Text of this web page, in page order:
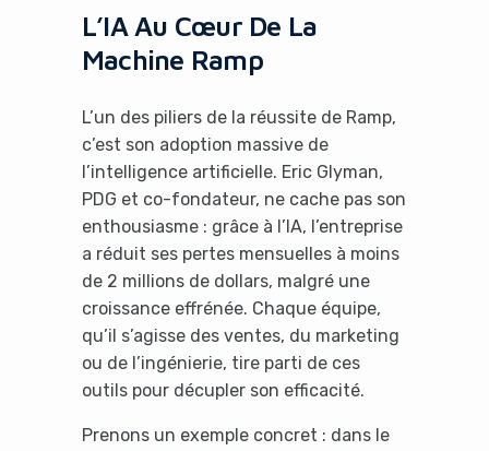
L’IA Au Cœur De La
Machine Ramp
L’un des piliers de la réussite de Ramp,
c’est son adoption massive de
l’intelligence artificielle. Eric Glyman,
PDG et co-fondateur, ne cache pas son
enthousiasme : grâce à l’IA, l’entreprise
a réduit ses pertes mensuelles à moins
de 2 millions de dollars, malgré une
croissance effrénée. Chaque équipe,
qu’il s’agisse des ventes, du marketing
ou de l’ingénierie, tire parti de ces
outils pour décupler son efficacité.
Prenons un exemple concret : dans le